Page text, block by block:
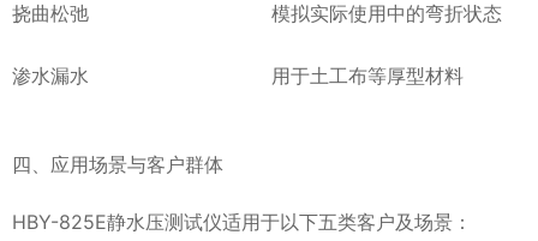
挠曲松弛 模拟实际使用中的弯折状态
渗水漏水 用于土工布等厚型材料
四、应用场景与客户群体
HBY-825E静水压测试仪适用于以下五类客户及场景：